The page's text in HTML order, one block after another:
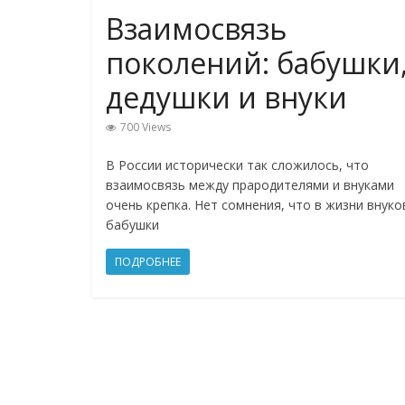
Взаимосвязь
поколений:
дедушки и внуки
700 Views
В России исторически так сложилось, что
взаимосвязь между прародителями и внуками
очень крепка. Нет сомнения, что в жизни
бабушки
ПОДРОБНЕЕ